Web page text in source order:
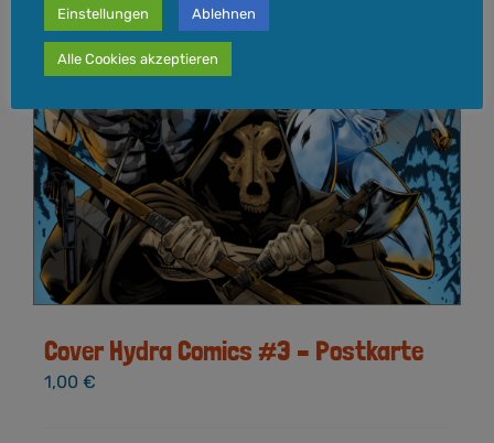
Cover Hydra Comics #3 – Postkarte
1,00 €
Einstellungen Ablehnen
Alle Cookies akzeptieren